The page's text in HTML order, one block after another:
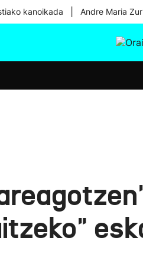
kanoikada Andre Maria